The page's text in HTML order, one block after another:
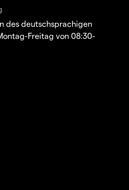
des deutschsprachigen
Freitag von 08:30-